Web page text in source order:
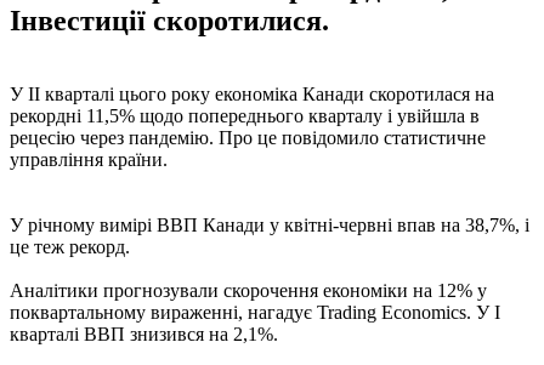
Інвестиції скоротилися.
У II кварталі цього року економіка Канади скоротилася на
рекордні 11,5% щодо попереднього кварталу і увійшла в
рецесію через пандемію. Про це повідомило статистичне
управління країни.
У річному вимірі ВВП Канади у квітні-червні впав на 38,7%, і
це теж рекорд.
Аналітики прогнозували скорочення економіки на 12% у
поквартальному вираженні, нагадує Trading Economics. У I
кварталі ВВП знизився на 2,1%.